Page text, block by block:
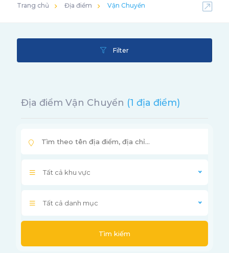
Trang chủ Địa điểm Vận Chuyển
Filter
Địa điểm Vận Chuyển (1 địa điểm)
Tất cả khu vực
Tất cả danh mục
Tìm kiếm